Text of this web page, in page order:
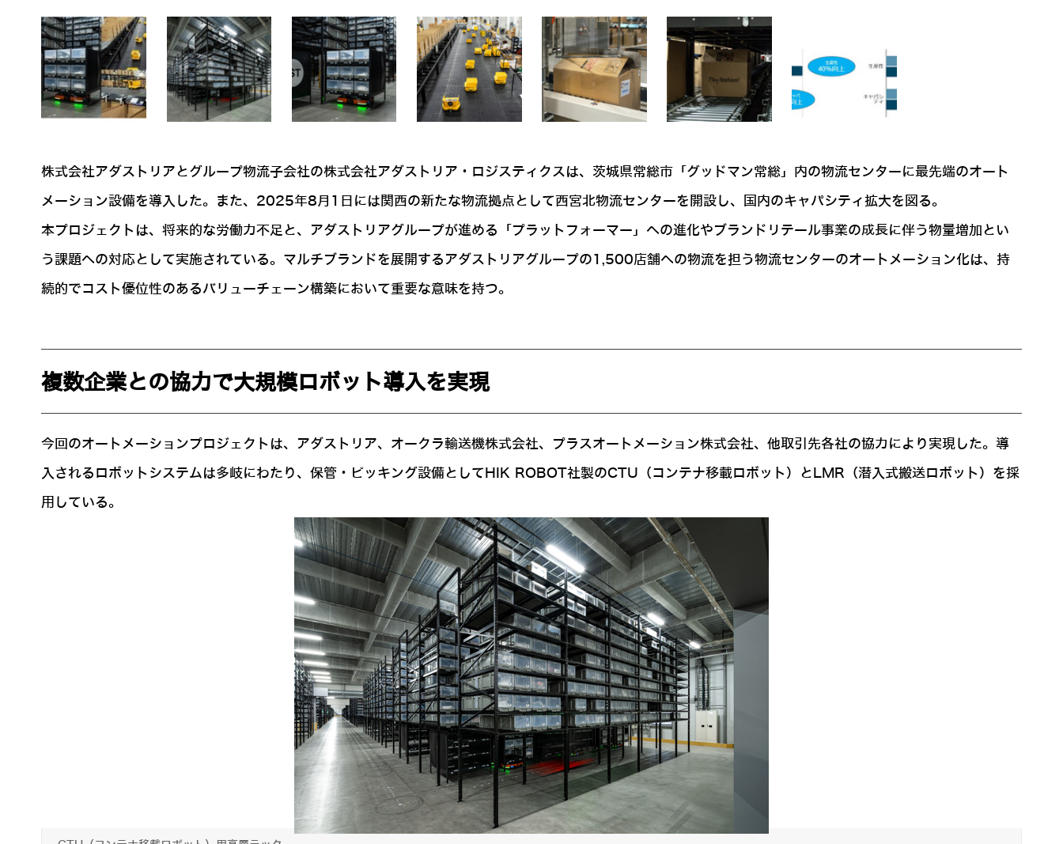
株式会社アダストリアとグループ物流子会社の株式会社アダストリア・ロジスティクスは、茨城県常総市「グッドマン常総」内の物流センターに最先端のオート
メーション設備を導入した。また、2025年8月1日には関西の新たな物流拠点として西宮北物流センターを開設し、国内のキャパシティ拡大を図る。
本プロジェクトは、将来的な労働力不足と、アダストリアグループが進める「プラットフォーマー」への進化やブランドリテール事業の成長に伴う物量増加とい
う課題への対応として実施されている。マルチブランドを展開するアダストリアグループの1,500店舗への物流を担う物流センターのオートメーション化は、持
続的でコスト優位性のあるバリューチェーン構築において重要な意味を持つ。
複数企業との協力で大規模ロボット導入を実現
今回のオートメーションプロジェクトは、アダストリア、オークラ輸送機株式会社、プラスオートメーション株式会社、他取引先各社の協力により実現した。導
入されるロボットシステムは多岐にわたり、保管・ピッキング設備としてHIK ROBOT社製のCTU（コンテナ移載ロボット）とLMR（潜入式搬送ロボット）を採
用している。